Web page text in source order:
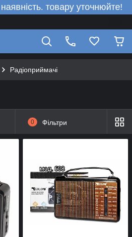
наявність. товару уточнюйте!
Радіоприймачі
0 Фільтри